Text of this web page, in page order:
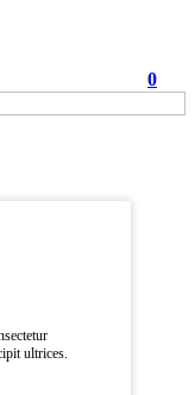
0
ultrices.